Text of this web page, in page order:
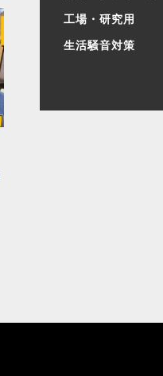
工場・研究用
生活騒音対策